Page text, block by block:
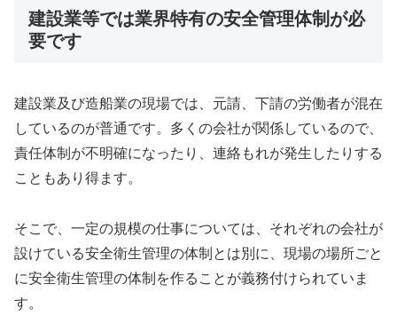
建設業等では業界特有の安全管理体制が必
要です
建設業及び造船業の現場では、元請、下請の労働者が混在
しているのが普通です。多くの会社が関係しているので、
責任体制が不明確になったり、連絡もれが発生したりする
こともあり得ます。
そこで、一定の規模の仕事については、それぞれの会社が
設けている安全衛生管理の体制とは別に、現場の場所ごと
に安全衛生管理の体制を作ることが義務付けられていま
す。